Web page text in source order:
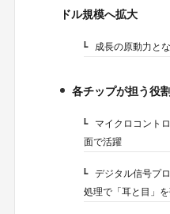
ドル規模へ拡大
2-1.成長の原動力と
各チップが担う役
3-1.マイクロコント
面で活躍
3-2.デジタル信号プ
処理で「耳と目」